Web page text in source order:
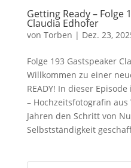
Getting Ready – Folge
Claudia Edhofer
von Torben | Dez. 23,
Folge 193 Gastspeaker
Willkommen zu einer
READY! In dieser
– Hochzeitsfotografin
Jahren den Schritt von
Selbstständigkeit